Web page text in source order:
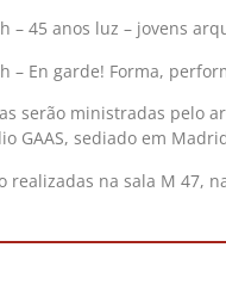
– 45 anos luz – jovens
– En garde! Forma,
serão ministradas pelo
GAAS, sediado em
realizadas na sala M 47,